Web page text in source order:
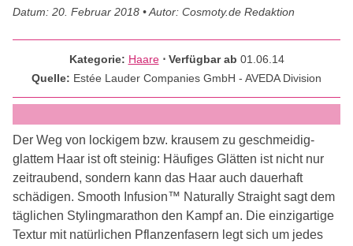
Datum: 20. Februar 2018 • Autor: Cosmoty.de Redaktion
Kategorie: Haare ⋅ Verfügbar ab 01.06.14
Quelle: Estée Lauder Companies GmbH - AVEDA Division
Der Weg von lockigem bzw. krausem zu geschmeidig-
glattem Haar ist oft steinig: Häufiges Glätten ist nicht nur
zeitraubend, sondern kann das Haar auch dauerhaft
schädigen. Smooth Infusion™ Naturally Straight sagt dem
täglichen Stylingmarathon den Kampf an. Die einzigartige
Textur mit natürlichen Pflanzenfasern legt sich um jedes